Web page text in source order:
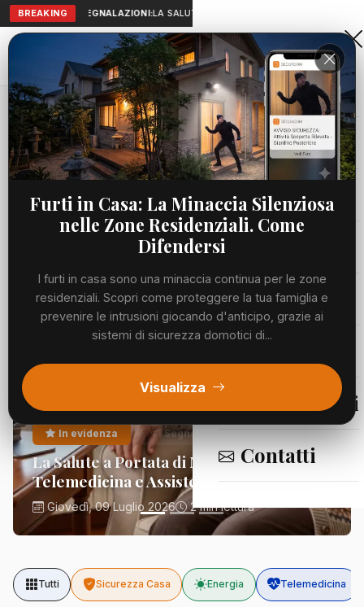
BREAKING SEGNALAZIONI:LA SALUTE A PORTATA DI MANO:
Aranova • NET
PORTALE UTILE AL TERRITORIO
Home
Cronaca
Viabilità
Meteo
Segnalazioni
Contatti
Furti in Casa: La Minaccia Silenziosa
nelle Zone Residenziali. Come
Difendersi
I furti in casa sono una minaccia continua per le zone
residenziali. Scopri come proteggere la tua famiglia e
prevenire le intrusioni giocando d'anticipo, grazie ai
sistemi di sicurezza domotici di...
Visualizza
In evidenza Segnalazioni
La Salute a Portata di Mano:
Telemedicina e Assistenza Domiciliare
Giovedì, 09 Luglio 2026 2 min lettura
Tutti Sicurezza Casa Energia Telemedicina